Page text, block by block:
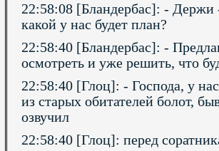
22:58:08 [Бландербас]: - Держи
какой у нас будет план?
22:58:40 [Бландербас]: -
осмотреть и уже решить, что
22:58:40 [Глоц]: - Господа, у
из старых обитателей болот,
озвучил
22:58:40 [Глоц]: перед